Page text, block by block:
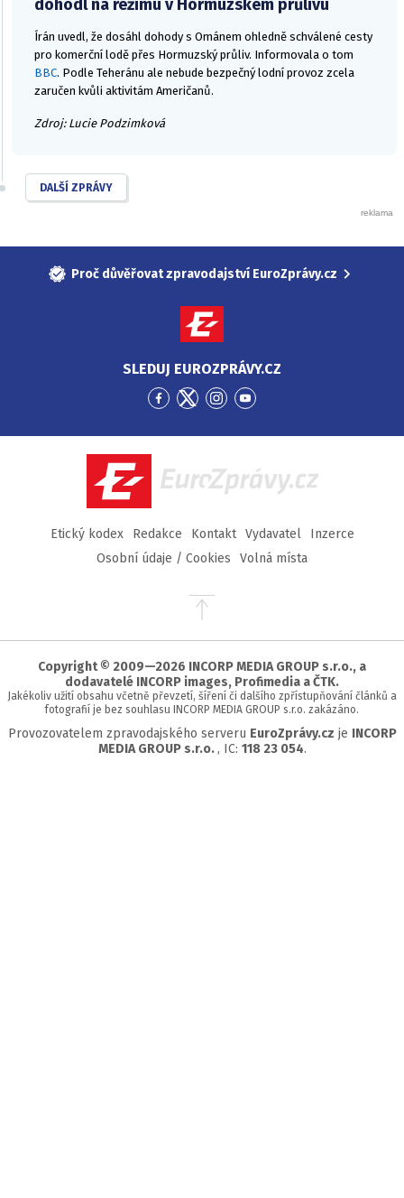
dohodl na režimu v Hormuzském průlivu
Írán uvedl, že dosáhl dohody s Ománem ohledně schválené cesty
pro komerční lodě přes Hormuzský průliv. Informovala o tom
BBC. Podle Teheránu ale nebude bezpečný lodní provoz zcela
zaručen kvůli aktivitám Američanů.
Zdroj: Lucie Podzimková
DALŠÍ ZPRÁVY
Proč důvěřovat zpravodajství EuroZprávy.cz
SLEDUJ EUROZPRÁVY.CZ
Přejít
Facebook
Přejít
Twitter
Přejít
Instagram
Přejít
YouTube
EuroZprávy.cz
Etický kodex Redakce Kontakt Vydavatel
Inzerce
Osobní údaje / Cookies
Volná místa
Přejít
stránky
Copyright © 2009—2026 INCORP MEDIA GROUP s.r.o., a
dodavatelé INCORP images, Profimedia a ČTK.
Jakékoliv užití obsahu včetně převzetí, šíření či dalšího zpřístupňování článků a
fotografií je bez souhlasu INCORP MEDIA GROUP s.r.o. zakázáno.
Provozovatelem zpravodajského serveru EuroZprávy.cz je INCORP
MEDIA GROUP s.r.o., IC: 118 23 054.